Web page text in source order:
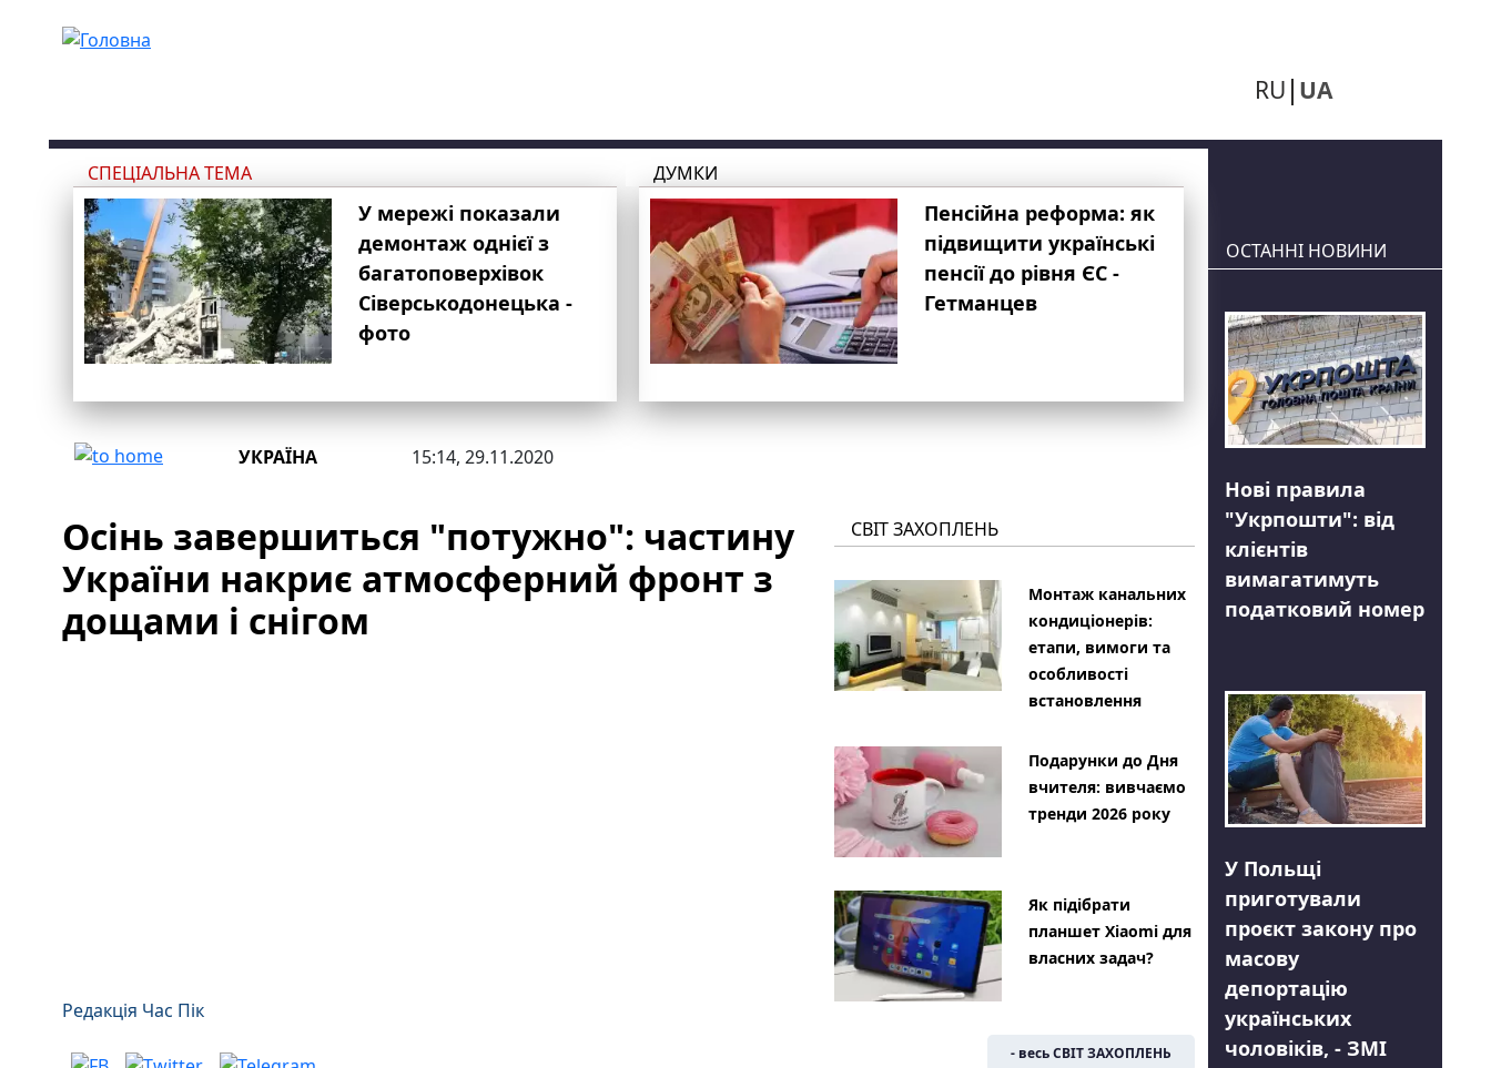
RU UA
СПЕЦІАЛЬНА ТЕМА
У мережі показали
демонтаж однієї з
багатоповерхівок
Сіверськодонецька -
фото
ДУМКИ
Пенсійна реформа: як
підвищити українські
пенсії до рівня ЄС -
Гетманцев
УКРАЇНА 15:14, 29.11.2020
Осінь завершиться "потужно": частину
України накриє атмосферний фронт з
дощами і снігом
Редакція Час Пік
СВІТ ЗАХОПЛЕНЬ
Монтаж канальних
кондиціонерів:
етапи, вимоги та
особливості
встановлення
Подарунки до Дня
вчителя: вивчаємо
тренди 2026 року
Як підібрати
планшет Xiaomi для
власних задач?
- весь СВІТ ЗАХОПЛЕНЬ
ОСТАННІ НОВИНИ
Нові правила
"Укрпошти": від
клієнтів
вимагатимуть
податковий номер
У Польщі
приготували
проєкт закону про
масову
депортацію
українських
чоловіків, - ЗМІ